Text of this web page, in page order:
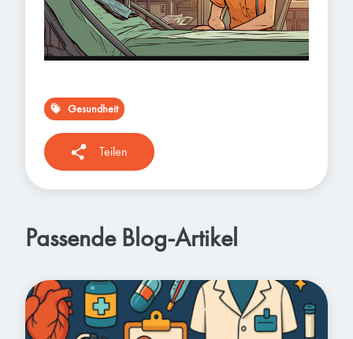
Gesundheit
Teilen
Passende Blog-Artikel